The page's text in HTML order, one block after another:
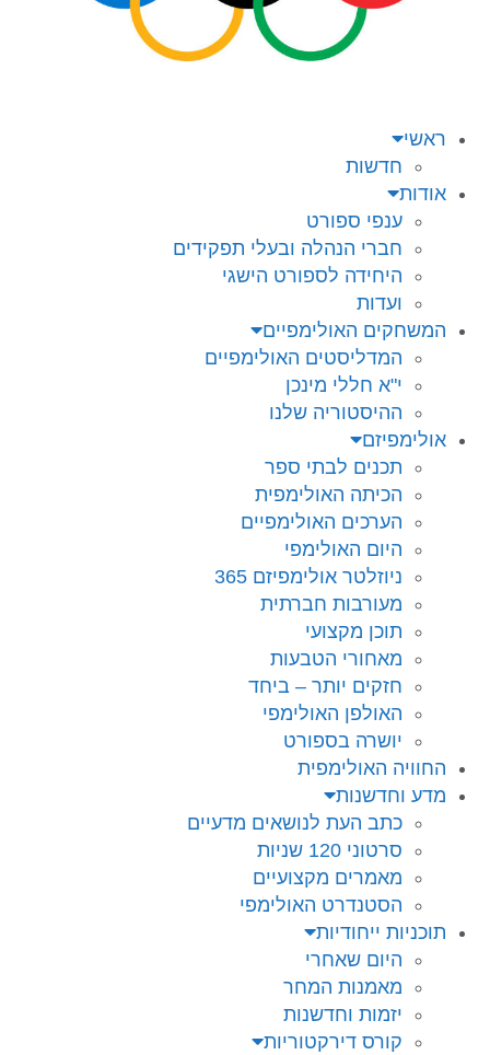
ראשי
חדשות
אודות
ענפי ספורט
חברי הנהלה ובעלי תפקידים
היחידה לספורט הישגי
ועדות
המשחקים האולימפיים
המדליסטים האולימפיים
י"א חללי מינכן
ההיסטוריה שלנו
אולימפיזם
תכנים לבתי ספר
הכיתה האולימפית
הערכים האולימפיים
היום האולימפי
ניוזלטר אולימפיזם 365
מעורבות חברתית
תוכן מקצועי
מאחורי הטבעות
חזקים יותר – ביחד
האולפן האולימפי
יושרה בספורט
החוויה האולימפית
מדע וחדשנות
כתב העת לנושאים מדעיים
סרטוני 120 שניות
מאמרים מקצועיים
הסטנדרט האולימפי
תוכניות ייחודיות
היום שאחרי
מאמנות המחר
יזמות וחדשנות
קורס דירקטוריות